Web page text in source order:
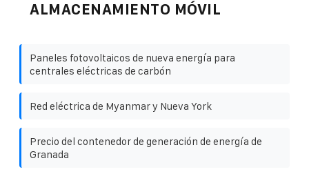
ALMACENAMIENTO MÓVIL
Paneles fotovoltaicos de nueva energía para
centrales eléctricas de carbón
Red eléctrica de Myanmar y Nueva York
Precio del contenedor de generación de energía de
Granada